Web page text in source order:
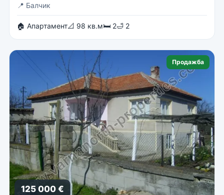
📍 Балчик
🏠 Апартамент📐 98 кв.м🛏 2🛁 2
Продажба
125 000 €